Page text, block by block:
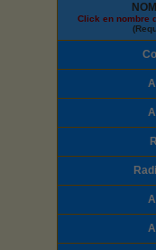
Click en nombre